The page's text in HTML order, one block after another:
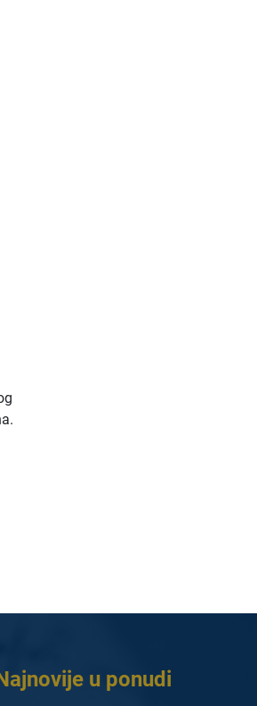
u ponudi